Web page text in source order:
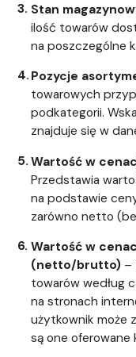
Stan
ilość towarów
na poszczególne
Pozycje
towarowych
podkategorii.
znajduje się w
Wartość w
Przedstawia
na podstawie
zarówno netto
Wartość w
(netto/brutto) –
towarów według
na stronach
użytkownik może
są one oferowane